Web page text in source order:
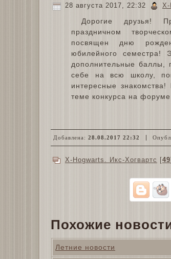
28 августа 2017, 22:32 X-
Дорогие друзья!
праздничном
посвящен дню
юбилейного семестра!
дополнительные баллы,
себе на всю школу,
интересные
теме конкурса на
Добавлена: 28.08.2017 22:32
X-Hogwarts. Икс-Хогвартс [49
Похожие
Летние новости